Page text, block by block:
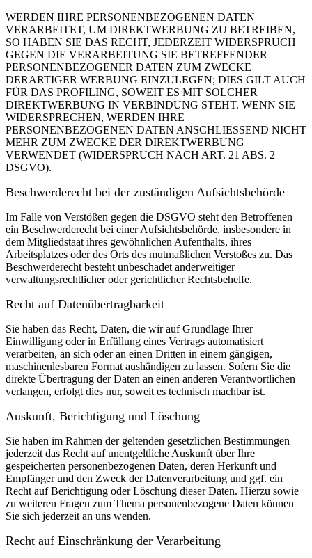
WERDEN IHRE PERSONENBEZOGENEN DATEN
VERARBEITET, UM DIREKTWERBUNG ZU BETREIBEN,
SO HABEN SIE DAS RECHT, JEDERZEIT WIDERSPRUCH
GEGEN DIE VERARBEITUNG SIE BETREFFENDER
PERSONENBEZOGENER DATEN ZUM ZWECKE
DERARTIGER WERBUNG EINZULEGEN; DIES GILT AUCH
FÜR DAS PROFILING, SOWEIT ES MIT SOLCHER
DIREKTWERBUNG IN VERBINDUNG STEHT. WENN SIE
WIDERSPRECHEN, WERDEN IHRE
PERSONENBEZOGENEN DATEN ANSCHLIESSEND NICHT
MEHR ZUM ZWECKE DER DIREKTWERBUNG
VERWENDET (WIDERSPRUCH NACH ART. 21 ABS. 2
DSGVO).
Beschwerde­recht bei der zuständigen Aufsichts­behörde
Im Falle von Verstößen gegen die DSGVO steht den Betroffenen
ein Beschwerderecht bei einer Aufsichtsbehörde, insbesondere in
dem Mitgliedstaat ihres gewöhnlichen Aufenthalts, ihres
Arbeitsplatzes oder des Orts des mutmaßlichen Verstoßes zu. Das
Beschwerderecht besteht unbeschadet anderweitiger
verwaltungsrechtlicher oder gerichtlicher Rechtsbehelfe.
Recht auf Daten­übertrag­barkeit
Sie haben das Recht, Daten, die wir auf Grundlage Ihrer
Einwilligung oder in Erfüllung eines Vertrags automatisiert
verarbeiten, an sich oder an einen Dritten in einem gängigen,
maschinenlesbaren Format aushändigen zu lassen. Sofern Sie die
direkte Übertragung der Daten an einen anderen Verantwortlichen
verlangen, erfolgt dies nur, soweit es technisch machbar ist.
Auskunft, Berichtigung und Löschung
Sie haben im Rahmen der geltenden gesetzlichen Bestimmungen
jederzeit das Recht auf unentgeltliche Auskunft über Ihre
gespeicherten personenbezogenen Daten, deren Herkunft und
Empfänger und den Zweck der Datenverarbeitung und ggf. ein
Recht auf Berichtigung oder Löschung dieser Daten. Hierzu sowie
zu weiteren Fragen zum Thema personenbezogene Daten können
Sie sich jederzeit an uns wenden.
Recht auf Einschränkung der Verarbeitung